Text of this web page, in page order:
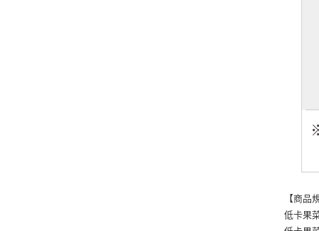
【商品
低卡果